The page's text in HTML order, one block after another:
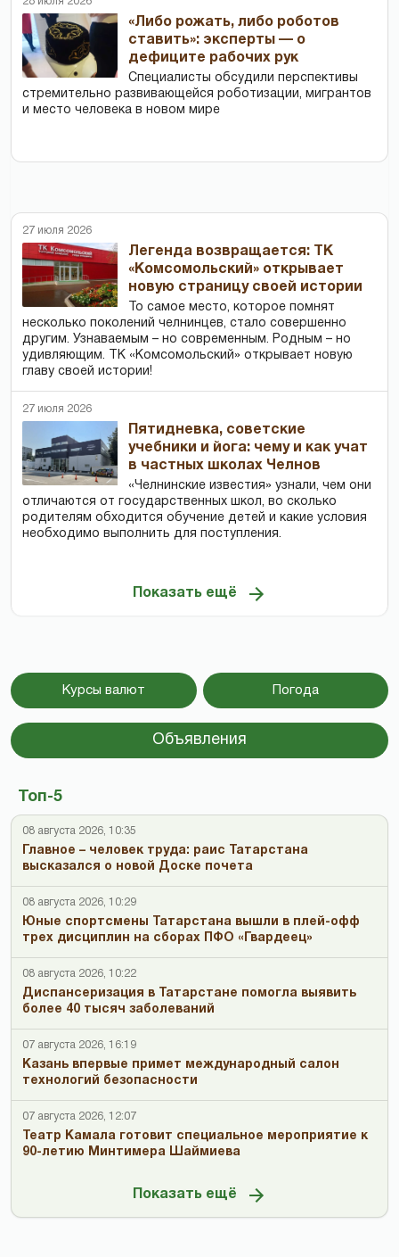
«Либо рожать, либо роботов
ставить»: эксперты — о
дефиците рабочих рук
Специалисты обсудили перспективы
стремительно развивающейся роботизации, мигрантов
и место человека в новом мире
27 июля 2026
Легенда возвращается: ТК
«Комсомольский» открывает
новую страницу своей истории
То самое место, которое помнят
несколько поколений челнинцев, стало совершенно
другим. Узнаваемым – но современным. Родным – но
удивляющим. ТК «Комсомольский» открывает новую
главу своей истории!
27 июля 2026
Пятидневка, советские
учебники и йога: чему и как учат
в частных школах Челнов
«Челнинские известия» узнали, чем они
отличаются от государственных школ, во сколько
родителям обходится обучение детей и какие условия
необходимо выполнить для поступления.
Показать ещё
Курсы валют Погода
Объявления
Топ-5
08 августа 2026, 10:35
Главное – человек труда: раис Татарстана
высказался о новой Доске почета
08 августа 2026, 10:29
Юные спортсмены Татарстана вышли в плей-офф
трех дисциплин на сборах ПФО «Гвардеец»
08 августа 2026, 10:22
Диспансеризация в Татарстане помогла выявить
более 40 тысяч заболеваний
07 августа 2026, 16:19
Казань впервые примет международный салон
технологий безопасности
07 августа 2026, 12:07
Театр Камала готовит специальное мероприятие к
90-летию Минтимера Шаймиева
Показать ещё